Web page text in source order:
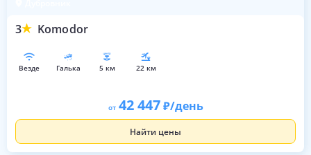
3 Komodor
везде галька 5 км 22 км
от 42 447 /день
Найти цены